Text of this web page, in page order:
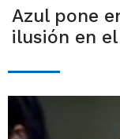
Azul pone
ilusión en